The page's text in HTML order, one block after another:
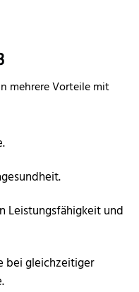
mehrere Vorteile mit
Leistungsfähigkeit und
bei gleichzeitiger